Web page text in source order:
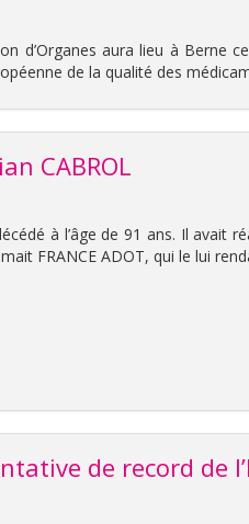
d’Organes aura lieu à Berne
de la qualité des
CABROL
à l’âge de 91 ans. Il avait
FRANCE ADOT, qui le lui
de record de